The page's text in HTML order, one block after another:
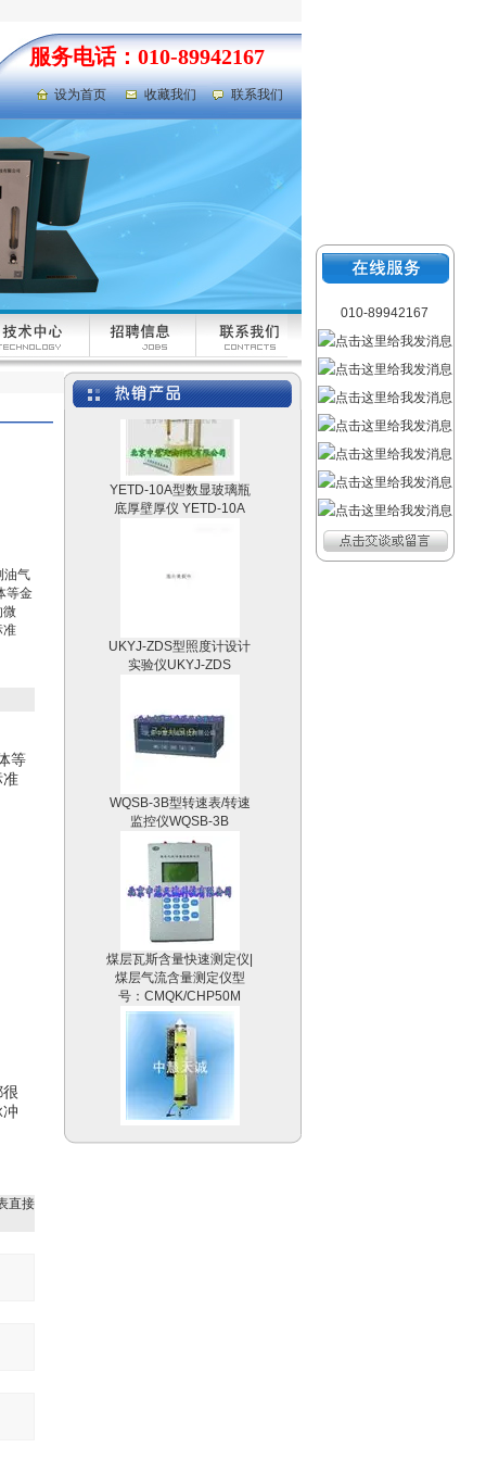
服务电话：010-89942167
设为首页 收藏我们 联系我们
油气
等金
微
准
等
直接
埋头度测定仪 SKB-
RCSG-K
YETD-10A型数显玻璃瓶
底厚壁厚仪 YETD-10A
实验仪UKYJ-ZDS
监控仪WQSB-3B
煤层瓦斯含量快速测定仪|
煤层气流含量测定仪型
号：CMQK/CHP50M
浮游植物培养器/浮游动物
010-89942167